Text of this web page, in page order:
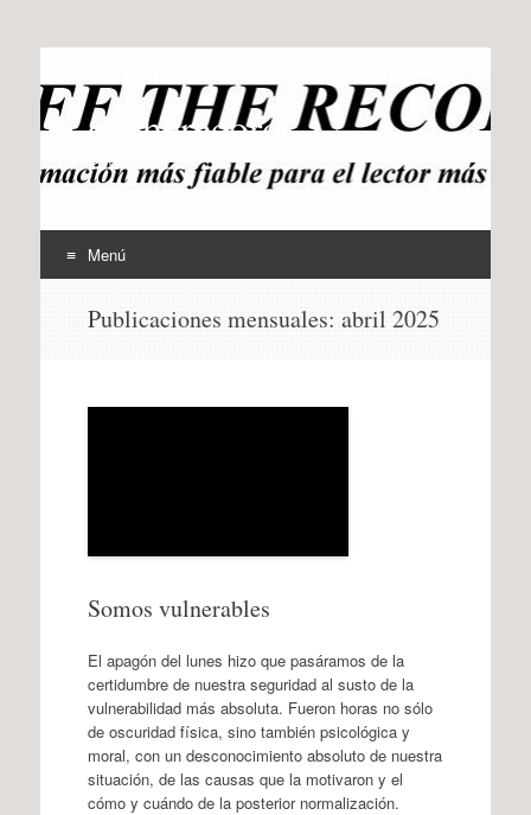
offtherecord
OTR
Menú
Publicaciones mensuales: abril 2025
Somos vulnerables
El apagón del lunes hizo que pasáramos de la
certidumbre de nuestra seguridad al susto de la
vulnerabilidad más absoluta. Fueron horas no sólo
de oscuridad física, sino también psicológica y
moral, con un desconocimiento absoluto de nuestra
situación, de las causas que la motivaron y el
cómo y cuándo de la posterior normalización.